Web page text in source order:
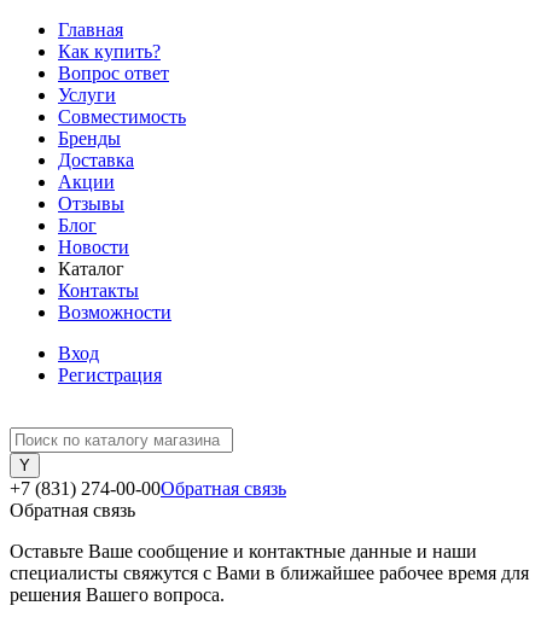
Главная
Как купить?
Вопрос ответ
Услуги
Совместимость
Бренды
Доставка
Акции
Отзывы
Блог
Новости
Каталог
Контакты
Возможности
Вход
Регистрация
+7 (831) 274-00-00Обратная связь
Обратная связь
Оставьте Ваше сообщение и контактные данные и наши
специалисты свяжутся с Вами в ближайшее рабочее время для
решения Вашего вопроса.